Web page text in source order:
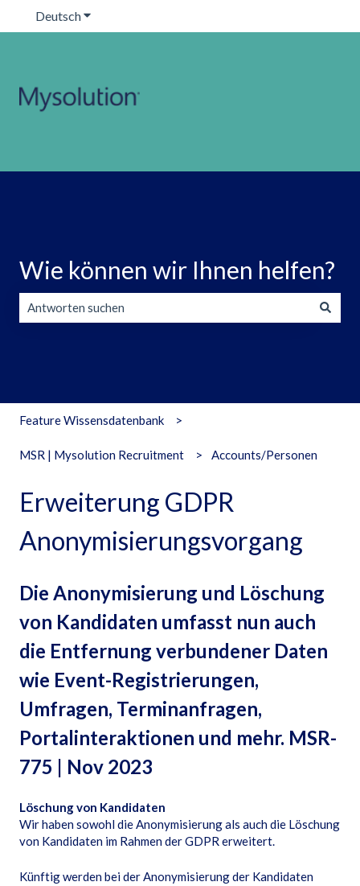
DeutschUntermenü für Übersetzungen anzeigen
Wie können wir Ihnen helfen?
Feature Wissensdatenbank
MSR | Mysolution Recruitment Accounts/Personen
Erweiterung GDPR
Anonymisierungsvorgang
Die Anonymisierung und Löschung
von Kandidaten umfasst nun auch
die Entfernung verbundener Daten
wie Event-Registrierungen,
Umfragen, Terminanfragen,
Portalinteraktionen und mehr. MSR-
775 | Nov 2023
Löschung von Kandidaten
Wir haben sowohl die Anonymisierung als auch die Löschung
von Kandidaten im Rahmen der GDPR erweitert.
Künftig werden bei der Anonymisierung der Kandidaten